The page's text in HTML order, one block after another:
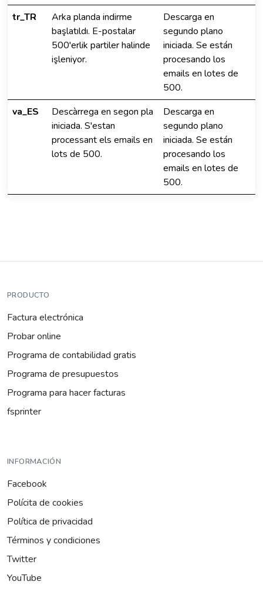
tr_TR
Arka planda indirme
başlatıldı. E-postalar
500'erlik partiler halinde
işleniyor.
Descarga en
segundo plano
iniciada. Se están
procesando los
emails en lotes de
500.
va_ES
Descàrrega en segon pla
iniciada. S'estan
processant els emails en
lots de 500.
Descarga en
segundo plano
iniciada. Se están
procesando los
emails en lotes de
500.
PRODUCTO
Factura electrónica
Probar online
Programa de contabilidad gratis
Programa de presupuestos
Programa para hacer facturas
fsprinter
INFORMACIÓN
Facebook
Polícita de cookies
Política de privacidad
Términos y condiciones
Twitter
YouTube